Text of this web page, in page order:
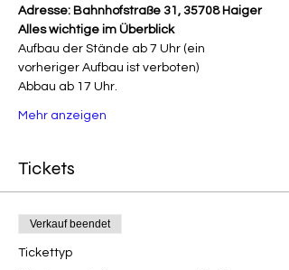
Adresse: Bahnhofstraße 31, 35708 Haiger
Alles wichtige im Überblick
Aufbau der Stände ab 7 Uhr (ein
vorheriger Aufbau ist verboten)
Abbau ab 17 Uhr.
Mehr anzeigen
Tickets
Verkauf beendet
Tickettyp